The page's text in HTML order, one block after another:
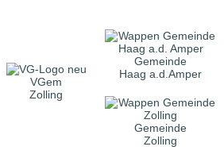
VGem
Zolling
Gemeinde
Haag a.d.Amper
Gemeinde
Zolling